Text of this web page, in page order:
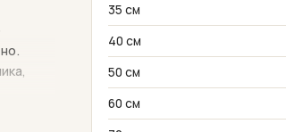
35 см
40 см
50 см
60 см